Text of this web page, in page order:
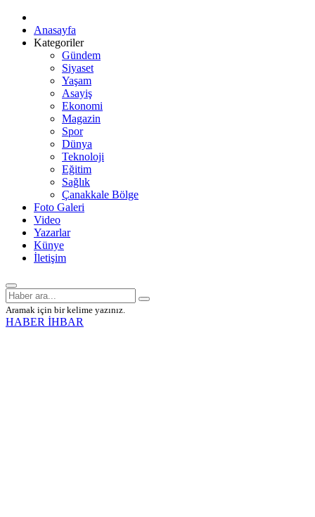
Anasayfa
Kategoriler
Gündem
Siyaset
Yaşam
Asayiş
Ekonomi
Magazin
Spor
Dünya
Teknoloji
Eğitim
Sağlık
Çanakkale Bölge
Foto Galeri
Video
Yazarlar
Künye
İletişim
Aramak için bir kelime yazınız.
HABER İHBAR